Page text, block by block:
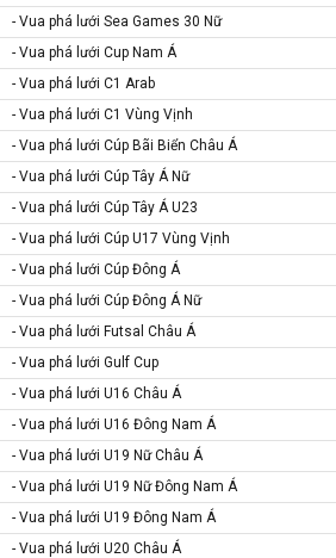
- Vua phá lưới Sea Games 30 Nữ
- Vua phá lưới Cup Nam Á
- Vua phá lưới C1 Arab
- Vua phá lưới C1 Vùng Vịnh
- Vua phá lưới Cúp Bãi Biển Châu Á
- Vua phá lưới Cúp Tây Á Nữ
- Vua phá lưới Cúp Tây Á U23
- Vua phá lưới Cúp U17 Vùng Vịnh
- Vua phá lưới Cúp Đông Á
- Vua phá lưới Cúp Đông Á Nữ
- Vua phá lưới Futsal Châu Á
- Vua phá lưới Gulf Cup
- Vua phá lưới U16 Châu Á
- Vua phá lưới U16 Đông Nam Á
- Vua phá lưới U19 Nữ Châu Á
- Vua phá lưới U19 Nữ Đông Nam Á
- Vua phá lưới U19 Đông Nam Á
- Vua phá lưới U20 Châu Á